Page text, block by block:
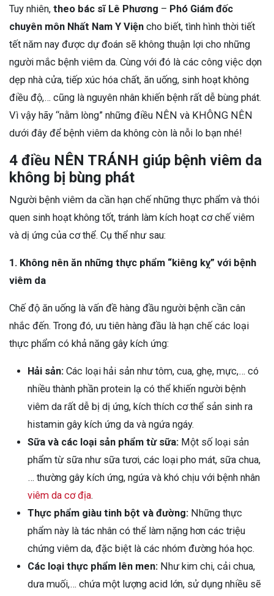
Tuy nhiên, theo bác sĩ Lê Phương – Phó Giám đốc
chuyên môn Nhất Nam Y Viện cho biết, tình hình thời tiết
tết năm nay được dự đoán sẽ không thuận lợi cho những
người mắc bệnh viêm da. Cùng với đó là các công việc dọn
dẹp nhà cửa, tiếp xúc hóa chất, ăn uống, sinh hoạt không
điều độ,… cũng là nguyên nhân khiến bệnh rất dễ bùng phát.
Vì vậy hãy “nằm lòng” những điều NÊN và KHÔNG NÊN
dưới đây để bệnh viêm da không còn là nỗi lo bạn nhé!
4 điều NÊN TRÁNH giúp bệnh viêm da
không bị bùng phát
Người bệnh viêm da cần hạn chế những thực phẩm và thói
quen sinh hoạt không tốt, tránh làm kích hoạt cơ chế viêm
và dị ứng của cơ thể. Cụ thể như sau:
1. Không nên ăn những thực phẩm “kiêng kỵ” với bệnh
viêm da
Chế độ ăn uống là vấn đề hàng đầu người bệnh cần cân
nhắc đến. Trong đó, ưu tiên hàng đầu là hạn chế các loại
thực phẩm có khả năng gây kích ứng:
Hải sản: Các loại hải sản như tôm, cua, ghẹ, mực,… có
nhiều thành phần protein lạ có thể khiến người bệnh
viêm da rất dễ bị dị ứng, kích thích cơ thể sản sinh ra
histamin gây kích ứng da và ngứa ngáy.
Sữa và các loại sản phẩm từ sữa: Một số loại sản
phẩm từ sữa như sữa tươi, các loại pho mát, sữa chua,
… thường gây kích ứng, ngứa và khó chịu với bệnh nhân
viêm da cơ địa.
Thực phẩm giàu tinh bột và đường: Những thực
phẩm này là tác nhân có thể làm nặng hơn các triệu
chứng viêm da, đặc biệt là các nhóm đường hóa học.
Các loại thực phẩm lên men: Như kim chi, cải chua,
dưa muối,… chứa một lượng acid lớn, sử dụng nhiều sẽ